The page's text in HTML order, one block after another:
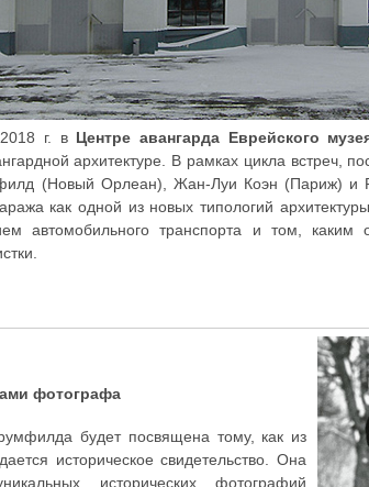
2018 г. в Центре авангарда Еврейского
архитектуре. В рамках цикла встреч,
(Новый Орлеан), Жан-Луи Коэн (Париж) и
как одной из новых типологий
автомобильного транспорта и том, каким
фотографа
будет посвящена тому, как из
историческое свидетельство. Она
исторических фотографий